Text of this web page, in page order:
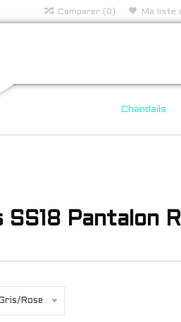
Comparer (0) Ma liste
Chandails
SS18 Pantalon
Rose